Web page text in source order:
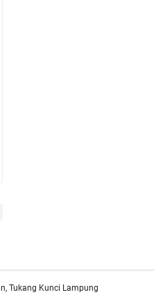
Tukang Kunci Lampung